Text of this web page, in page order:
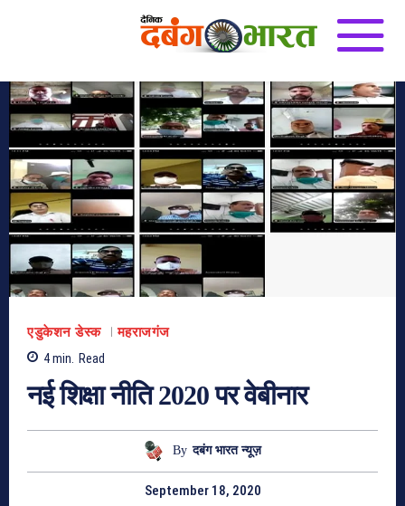
एडुकेशन डेस्क
महराजगंज
4min. Read
नई शिक्षा नीति 2020 पर वेबीनार
By दबंग भारत न्यूज़
September 18, 2020